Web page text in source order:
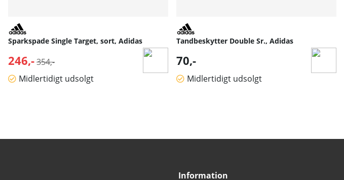
Sparkspade Single Target, sort, Adidas
246,- Normalpris:
354,-
Midlertidigt udsolgt
Tandbeskytter Double Sr., Adidas
70,-
Midlertidigt udsolgt
Information